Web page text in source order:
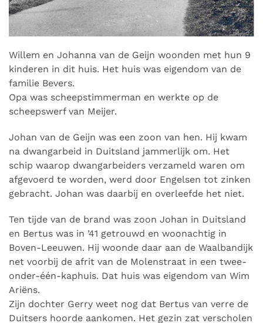
Willem en Johanna van de Geijn woonden met hun 9
kinderen in dit huis. Het huis was eigendom van de
familie Bevers.
Opa was scheepstimmerman en werkte op de
scheepswerf van Meijer.
Johan van de Geijn was een zoon van hen. Hij kwam
na dwangarbeid in Duitsland jammerlijk om. Het
schip waarop dwangarbeiders verzameld waren om
afgevoerd te worden, werd door Engelsen tot zinken
gebracht. Johan was daarbij en overleefde het niet.
Ten tijde van de brand was zoon Johan in Duitsland
en Bertus was in ’41 getrouwd en woonachtig in
Boven-Leeuwen. Hij woonde daar aan de Waalbandijk
net voorbij de afrit van de Molenstraat in een twee-
onder-één-kaphuis. Dat huis was eigendom van Wim
Ariëns.
Zijn dochter Gerry weet nog dat Bertus van verre de
Duitsers hoorde aankomen. Het gezin zat verscholen